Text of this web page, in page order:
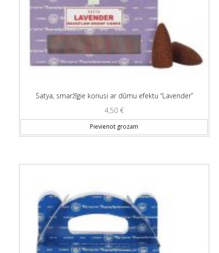
Satya, smaržīgie konusi ar dūmu efektu “Lavender”
4,50 €
Pievienot grozam